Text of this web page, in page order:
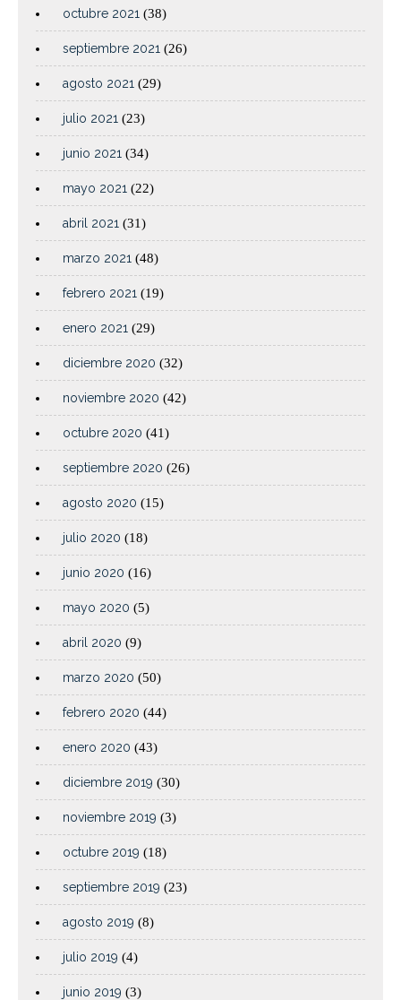
octubre 2021 (38)
septiembre 2021 (26)
agosto 2021 (29)
julio 2021 (23)
junio 2021 (34)
mayo 2021 (22)
abril 2021 (31)
marzo 2021 (48)
febrero 2021 (19)
enero 2021 (29)
diciembre 2020 (32)
noviembre 2020 (42)
octubre 2020 (41)
septiembre 2020 (26)
agosto 2020 (15)
julio 2020 (18)
junio 2020 (16)
mayo 2020 (5)
abril 2020 (9)
marzo 2020 (50)
febrero 2020 (44)
enero 2020 (43)
diciembre 2019 (30)
noviembre 2019 (3)
octubre 2019 (18)
septiembre 2019 (23)
agosto 2019 (8)
julio 2019 (4)
junio 2019 (3)